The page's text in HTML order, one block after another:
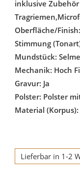
inklusive
Oberfläche/
Stimmung
Mundstück:
Mechanik: Hoch
Gravur: Ja
Polster: Polster
Material
Lieferbar in 1-2